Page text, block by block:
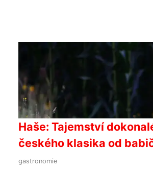
Haše: Tajemství
českého klasika od
gastronomie